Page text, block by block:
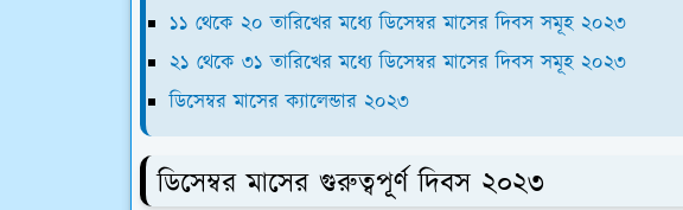
১১ থেকে ২০ তারিখের মধ্যে ডিসেম্বর মাসের দিবস সমূহ ২০২৩
২১ থেকে ৩১ তারিখের মধ্যে ডিসেম্বর মাসের দিবস সমূহ ২০২৩
ডিসেম্বর মাসের ক্যালেন্ডার ২০২৩
ডিসেম্বর মাসের গুরুত্বপূর্ণ দিবস ২০২৩